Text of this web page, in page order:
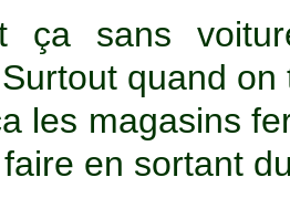
ça sans
quand
les magasins
en sortant